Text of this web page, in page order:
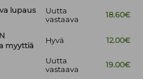
lupaus
Uutta
vastaava
18.60€
myyttiä
Hyvä 12.00€
Uutta
vastaava
19.00€